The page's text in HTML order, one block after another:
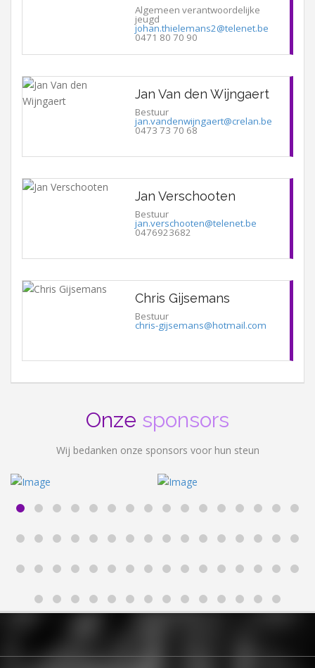
Algemeen verantwoordelijke
jeugd
johan.thielemans2@telenet.be
0471 80 70 90
Jan Van den Wijngaert
Bestuur
jan.vandenwijngaert@crelan.be
0473 73 70 68
Jan Verschooten
Bestuur
jan.verschooten@telenet.be
0476923682
Chris Gijsemans
Bestuur
chris-gijsemans@hotmail.com
Onze sponsors
Wij bedanken onze sponsors voor hun steun